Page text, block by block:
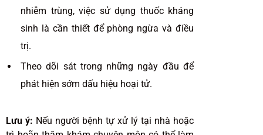
nhiễm trùng, việc sử dụng thuốc kháng
sinh là cần thiết để phòng ngừa và điều
trị.
Theo dõi sát trong những ngày đầu để
phát hiện sớm dấu hiệu hoại tử.
Lưu ý: Nếu người bệnh tự xử lý tại nhà hoặc